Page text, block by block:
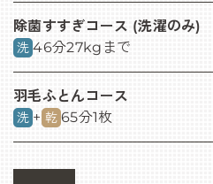
除菌すすぎコース (洗濯のみ)
洗 27kgまで
46分
羽毛ふとんコース
洗 + 乾 1枚
65分